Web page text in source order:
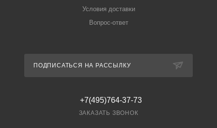
Условия доставки
Вопрос-ответ
ПОДПИСАТЬСЯ НА РАССЫЛКУ
+7(495)764-37-73
ЗАКАЗАТЬ ЗВОНОК